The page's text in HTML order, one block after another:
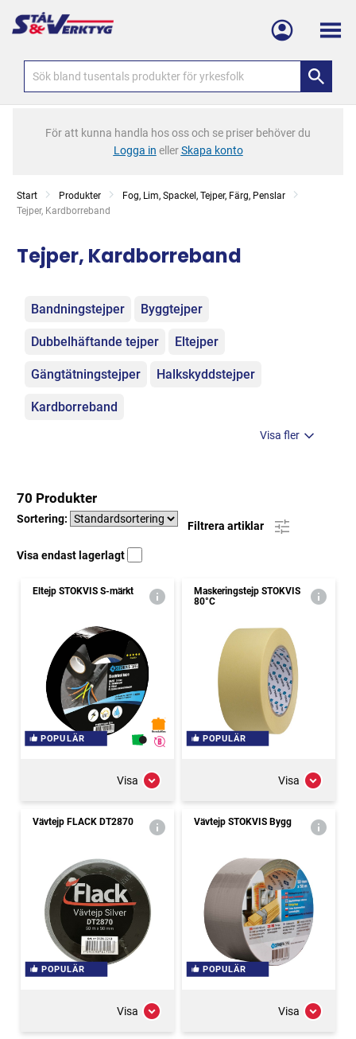
Meny
För att kunna handla hos oss och se priser behöver du
Logga in ellerSkapa konto
Start Produkter
Fog, Lim, Spackel, Tejper, Färg, Penslar
Current:
Tejper, Kardborreband
Tejper, Kardborreband
Kategorier
Bandningstejper Byggtejper
Dubbelhäftande tejper Eltejper
Gängtätningstejper Halkskyddstejper
Kardborreband
Visa fler
70 Produkter
Sortering:
Filtrera artiklar
Visa endast lagerlagt
Eltejp STOKVIS S-märkt
POPULÄR
Visa
Maskeringstejp STOKVIS
80°C
POPULÄR
Visa
Vävtejp FLACK DT2870
POPULÄR
Visa
Vävtejp STOKVIS Bygg
POPULÄR
Visa